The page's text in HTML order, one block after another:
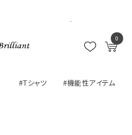
0
マイページ
#Tシャツ #機能性アイテム